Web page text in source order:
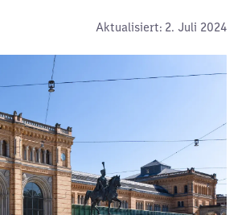
Aktualisiert: 2. Juli 2024